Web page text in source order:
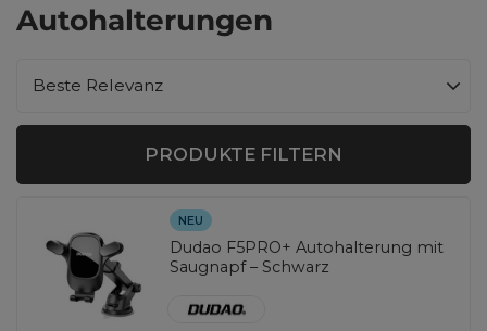
Autohalterungen
Sortierung ändern
Beste Relevanz
PRODUKTE FILTERN
NEU
Dudao F5PRO+ Autohalterung mit
Saugnapf – Schwarz